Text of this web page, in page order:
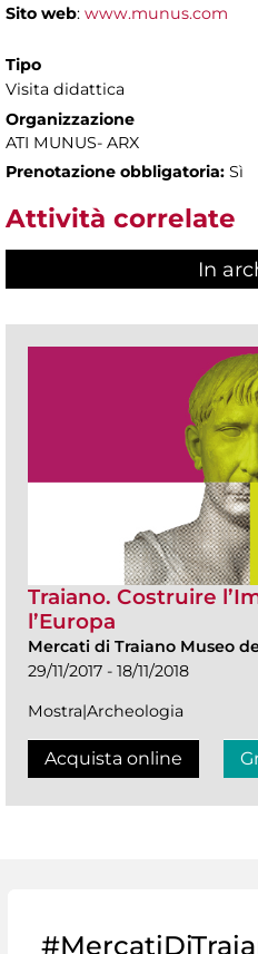
Sito web: www.munus.com
Tipo
Visita didattica
Organizzazione
ATI MUNUS- ARX
Prenotazione obbligatoria: Sì
Attività correlate
In
Traiano. Costruire
l’Europa
Mercati di Traiano Museo
29/11/2017 - 18/11/2018
Mostra|Archeologia
Acquista online